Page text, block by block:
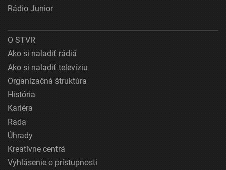
Rádio Junior
O STVR
Ako si naladiť rádiá
Ako si naladiť televíziu
Organizačná štruktúra
História
Kariéra
Rada
Úhrady
Kreatívne centrá
Vyhlásenie o prístupnosti